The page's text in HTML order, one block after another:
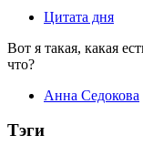
Цитата дня
Вот я такая, какая
что?
Анна Седокова
Тэги